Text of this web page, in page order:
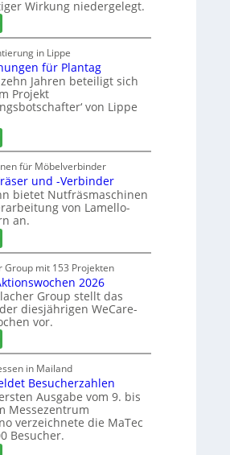
l
d
t
z
u
m
T
f
f
e
i
n
Wirkung niedergelegt.
M
a
r
t
i
n
N
e
u
e
r
G
e
c
h
ä
f
t
s
ü
h
r
e
r
in Lippe
für Plantag
Jahren beteiligt sich
Projekt
von Lippe
A
u
s
z
e
i
h
n
u
n
g
e
f
ü
r
P
l
a
n
für Möbelverbinder
und -Verbinder
bietet Nutfräsmaschinen
von Lamello-
an.
L
a
m
e
l
l
-
F
r
ä
s
e
r
Group mit 153 Projekten
2026
Group stellt das
diesjährigen WeCare-
vor.
W
e
C
a
r
e
-
in Mailand
Besucherzahlen
Ausgabe vom 9. bis
Messezentrum
verzeichnete die MaTec
Besucher.